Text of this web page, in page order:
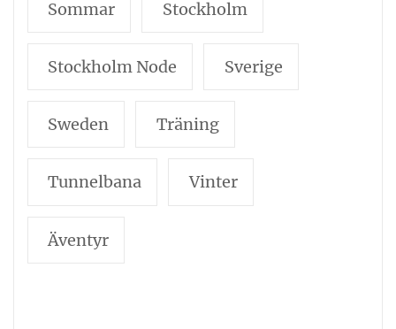
Sommar Stockholm
Stockholm Node Sverige
Sweden Träning
Tunnelbana Vinter
Äventyr